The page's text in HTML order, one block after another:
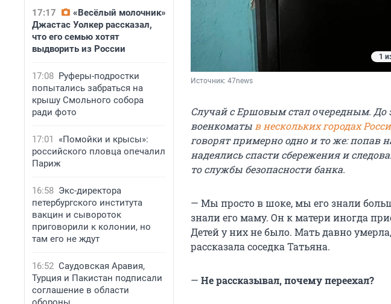
17:17
«Весёлый молочник»
Джастас Уолкер рассказал,
что его семью хотят
выдворить из России
17:08 Руферы-подростки
попытались забраться на
крышу Смольного собора
ради фото
17:01
«Помойки и крысы»:
российского пловца опечалил
Париж
16:58 Экс-директора
петербургского института
вакцин и сывороток
приговорили к колонии, но
там его не ждут
16:52 Саудовская Аравия,
Турция и Пакистан подписали
соглашение в области
1
Источник: 47news
Случай с Ершовым стал очередным. До
военкоматы в нескольких городах
говорят примерно одно и то же:
надеялись спасти сбережения и
то службы безопасности банка.
— Мы просто в шоке, мы его знали
знали его маму. Он к матери иногда
Детей у них не было. Мать давно
рассказала соседка Татьяна.
— Не рассказывал, почему переехал?